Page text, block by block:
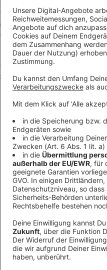
Richtung Stuttgart
beide zusammenprallten,
danach seine Fahrt
auf die Autobahn fuhr,
gegen die
vom Unfallort.